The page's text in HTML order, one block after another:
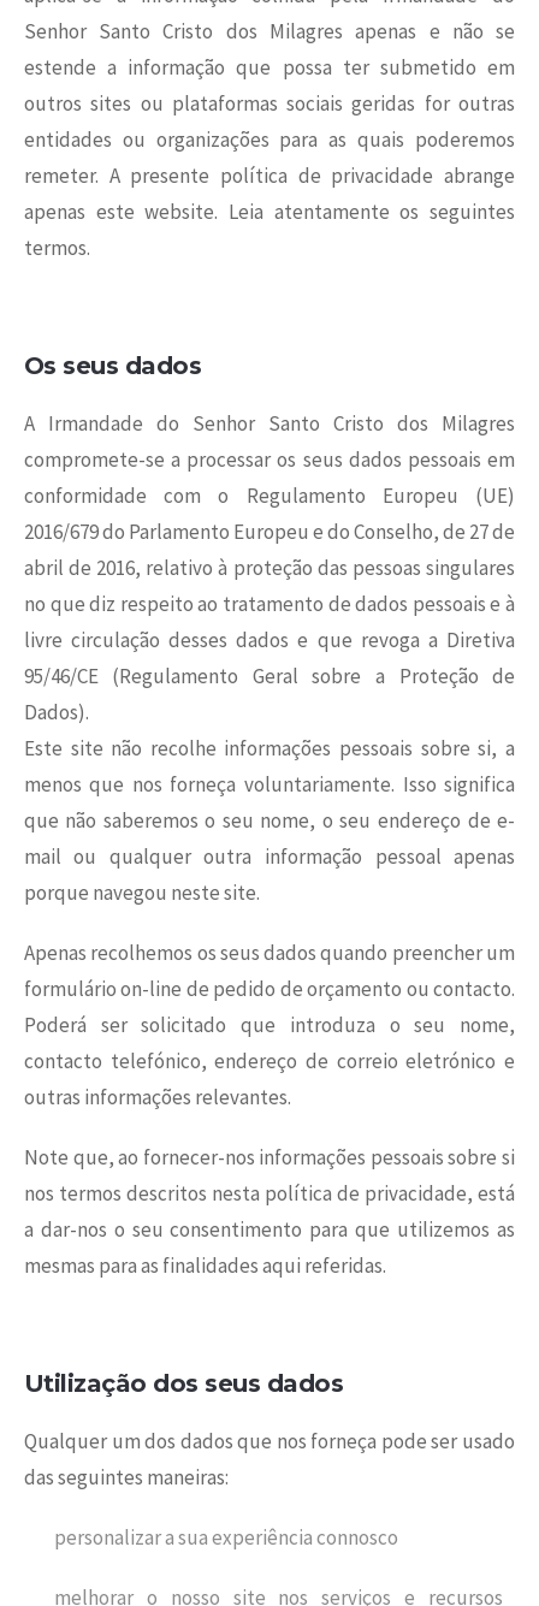
Senhor Santo Cristo dos Milagres apenas e não se
estende a informação que possa ter submetido em
outros sites ou plataformas sociais geridas for outras
entidades ou organizações para as quais poderemos
remeter. A presente política de privacidade abrange
apenas este website. Leia atentamente os seguintes
termos.
Os seus dados
A Irmandade do Senhor Santo Cristo dos Milagres
compromete-se a processar os seus dados pessoais em
conformidade com o Regulamento Europeu (UE)
2016/679 do Parlamento Europeu e do Conselho, de 27 de
abril de 2016, relativo à proteção das pessoas singulares
no que diz respeito ao tratamento de dados pessoais e à
livre circulação desses dados e que revoga a Diretiva
95/46/CE (Regulamento Geral sobre a Proteção de
Dados).
Este site não recolhe informações pessoais sobre si, a
menos que nos forneça voluntariamente. Isso significa
que não saberemos o seu nome, o seu endereço de e-
mail ou qualquer outra informação pessoal apenas
porque navegou neste site.
Apenas recolhemos os seus dados quando preencher um
formulário on-line de pedido de orçamento ou contacto.
Poderá ser solicitado que introduza o seu nome,
contacto telefónico, endereço de correio eletrónico e
outras informações relevantes.
Note que, ao fornecer-nos informações pessoais sobre si
nos termos descritos nesta política de privacidade, está
a dar-nos o seu consentimento para que utilizemos as
mesmas para as finalidades aqui referidas.
Utilização dos seus dados
Qualquer um dos dados que nos forneça pode ser usado
das seguintes maneiras:
personalizar a sua experiência connosco
melhorar o nosso site nos serviços e recursos